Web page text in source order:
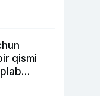
qismi